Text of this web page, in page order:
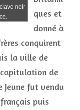
noir
ques et
donné à
conquirent
la ville de
de
Jeune fut vendu
puis